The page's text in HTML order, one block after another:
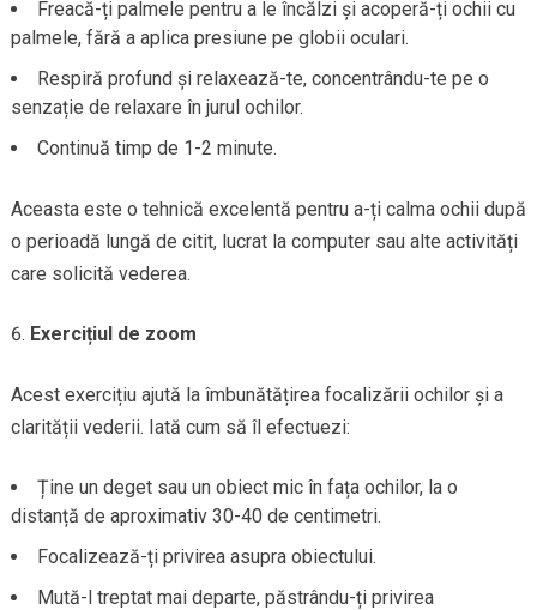
Freacă-ți palmele pentru a le încălzi și acoperă-ți ochii cu
palmele, fără a aplica presiune pe globii oculari.
Respiră profund și relaxează-te, concentrându-te pe o
senzație de relaxare în jurul ochilor.
Continuă timp de 1-2 minute.
Aceasta este o tehnică excelentă pentru a-ți calma ochii după
o perioadă lungă de citit, lucrat la computer sau alte activități
care solicită vederea.
Exercițiul de zoom
Acest exercițiu ajută la îmbunătățirea focalizării ochilor și a
clarității vederii. Iată cum să îl efectuezi:
Ține un deget sau un obiect mic în fața ochilor, la o
distanță de aproximativ 30-40 de centimetri.
Focalizează-ți privirea asupra obiectului.
Mută-l treptat mai departe, păstrându-ți privirea